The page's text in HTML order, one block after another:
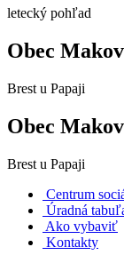
letecký pohľad
Obec Makov
Brest u Papaji
Obec Makov
Brest u Papaji
Centrum
Úradná
Ako vybaviť
Kontakty